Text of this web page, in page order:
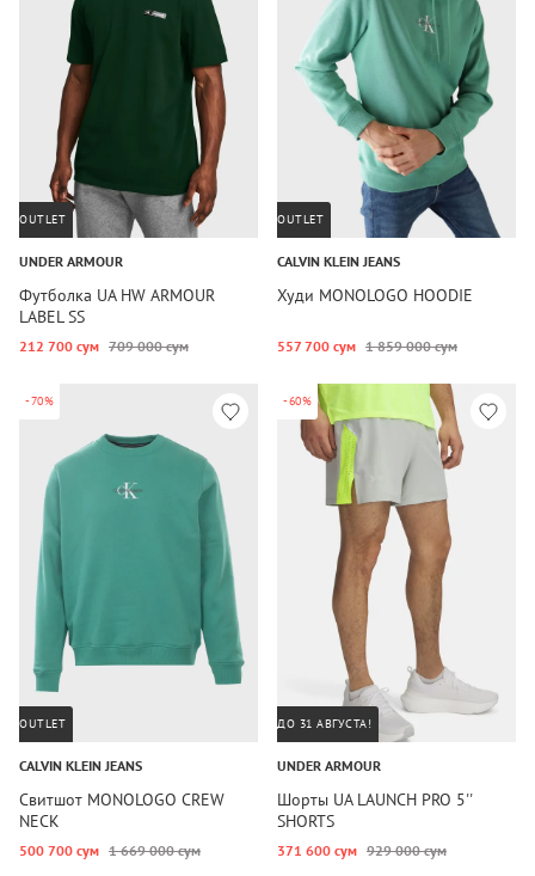
OUTLET
UNDER ARMOUR
Футболка UA HW ARMOUR
LABEL SS
212 700 сум 709 000 сум
OUTLET
CALVIN KLEIN JEANS
Худи MONOLOGO HOODIE
557 700 сум 1 859 000 сум
-70%
OUTLET
CALVIN KLEIN JEANS
Свитшот MONOLOGO CREW
NECK
500 700 сум 1 669 000 сум
-60%
ДО 31 АВГУСТА!
UNDER ARMOUR
Шорты UA LAUNCH PRO 5''
SHORTS
371 600 сум 929 000 сум